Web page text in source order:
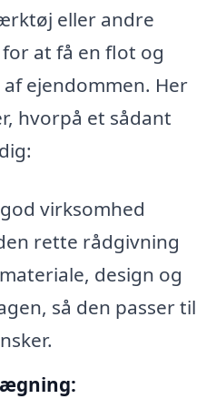
eller andre
at få en flot og
ejendommen. Her
hvorpå et sådant
virksomhed
rette rådgivning
design og
så den passer til